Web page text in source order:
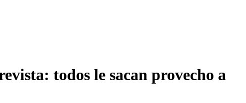
todos le sacan provecho a